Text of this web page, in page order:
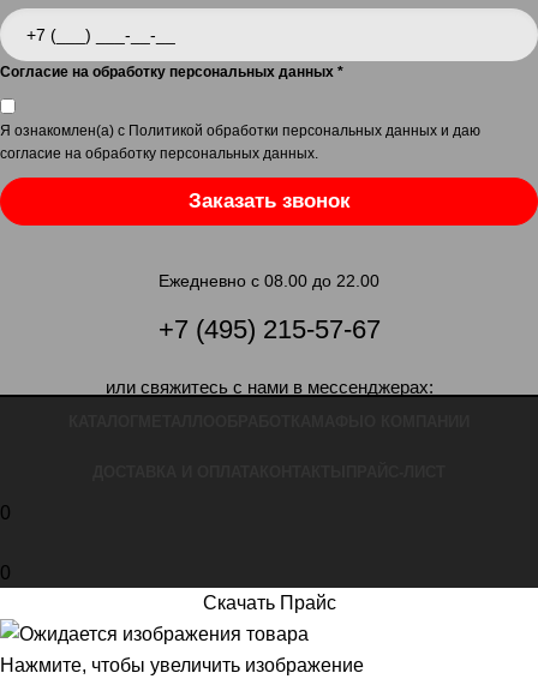
Согласие на обработку персональных данных *
Я ознакомлен(а) с Политикой обработки персональных данных и даю
согласие на обработку персональных данных
Заказать звонок
Ежедневно с 08.00 до 22.00
+7 (495) 215-57-67
или свяжитесь с нами в мессенджерах:
0
0
Скачать Прайс
Нажмите, чтобы увеличить изображение